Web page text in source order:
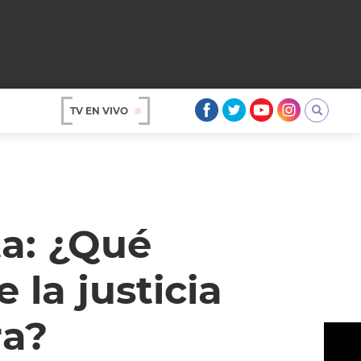
TV EN VIVO
¿Qué
la justicia